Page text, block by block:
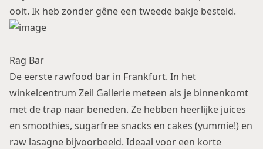
ooit. Ik heb zonder gêne een tweede bakje besteld.
Rag Bar
De eerste rawfood bar in Frankfurt. In het
winkelcentrum Zeil Gallerie meteen als je binnenkomt
met de trap naar beneden. Ze hebben heerlijke juices
en smoothies, sugarfree snacks en cakes (yummie!) en
raw lasagne bijvoorbeeld. Ideaal voor een korte